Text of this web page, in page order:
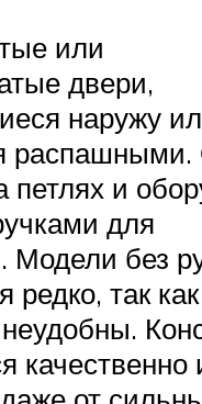
или
двери,
наружу
распашными.
петлях и
для
Модели без
редко, так как
качественно